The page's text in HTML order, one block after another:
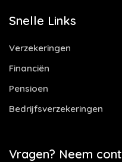
Snelle Links
Verzekeringen
Financiën
Pensioen
Bedrijfsverzekeringen
Vragen? Neem